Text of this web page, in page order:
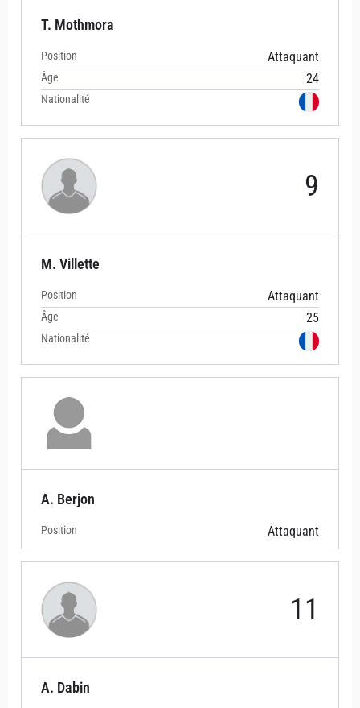
T. Mothmora
Position Attaquant
Âge 24
Nationalité
9
M. Villette
Position Attaquant
Âge 25
Nationalité
A. Berjon
Position Attaquant
11
A. Dabin